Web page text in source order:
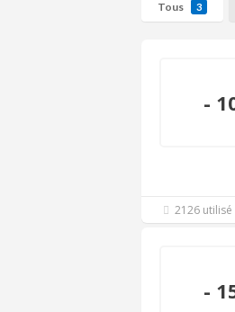
Tous 3
-
2126 utilisé
-